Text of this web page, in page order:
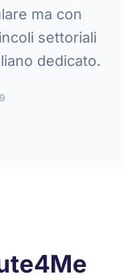
ma con
settoriali
dedicato.